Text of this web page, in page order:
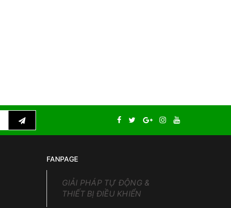
FANPAGE
GIẢI PHÁP TỰ ĐỘNG &
THIẾT BỊ ĐIỀU KHIỂN